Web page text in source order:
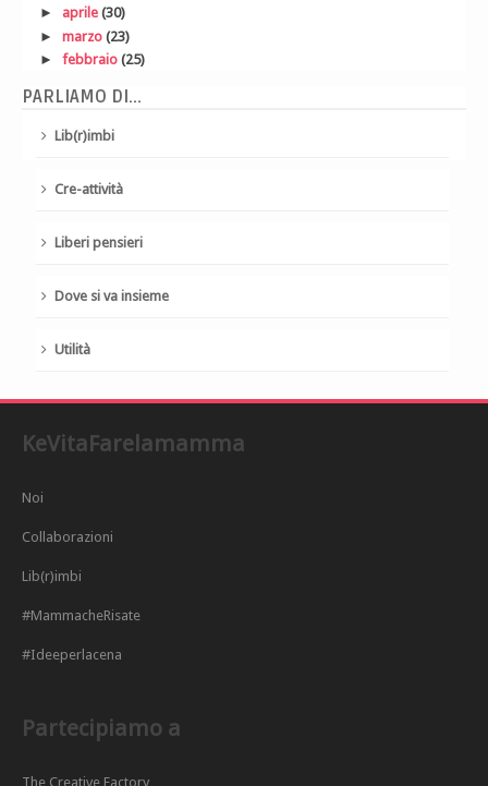
► aprile (30)
► marzo (23)
► febbraio (25)
PARLIAMO DI...
Lib(r)imbi
Cre-attività
Liberi pensieri
Dove si va insieme
Utilità
KeVitaFarelamamma
Noi
Collaborazioni
Lib(r)imbi
#MammacheRisate
#Ideeperlacena
Partecipiamo a
The Creative Factory